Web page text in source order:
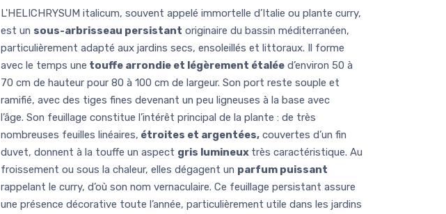
L'HELICHRYSUM italicum, souvent appelé immortelle d’Italie ou plante curry,
est un sous-arbrisseau persistant originaire du bassin méditerranéen,
particulièrement adapté aux jardins secs, ensoleillés et littoraux. Il forme
avec le temps une touffe arrondie et légèrement étalée d’environ 50 à
70 cm de hauteur pour 80 à 100 cm de largeur. Son port reste souple et
ramifié, avec des tiges fines devenant un peu ligneuses à la base avec
l’âge. Son feuillage constitue l’intérêt principal de la plante : de très
nombreuses feuilles linéaires, étroites et argentées, couvertes d’un fin
duvet, donnent à la touffe un aspect gris lumineux très caractéristique. Au
froissement ou sous la chaleur, elles dégagent un parfum puissant
rappelant le curry, d’où son nom vernaculaire. Ce feuillage persistant assure
une présence décorative toute l’année, particulièrement utile dans les jardins